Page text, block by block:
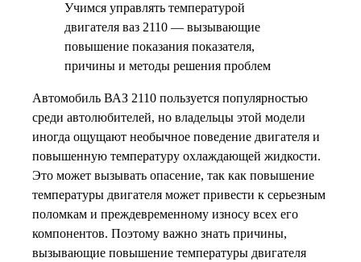
Учимся управлять температурой
двигателя ваз 2110 — вызывающие
повышение показания показателя,
причины и методы решения проблем
Автомобиль ВАЗ 2110 пользуется популярностью
среди автолюбителей, но владельцы этой модели
иногда ощущают необычное поведение двигателя и
повышенную температуру охлаждающей жидкости.
Это может вызывать опасение, так как повышение
температуры двигателя может привести к серьезным
поломкам и преждевременному износу всех его
компонентов. Поэтому важно знать причины,
вызывающие повышение температуры двигателя